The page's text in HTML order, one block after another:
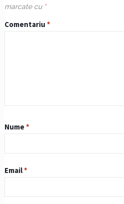
marcate cu *
Comentariu *
Nume*
Email*